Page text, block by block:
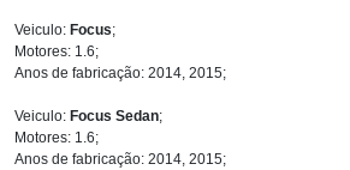
Veiculo: Focus;
Motores: 1.6;
Anos de fabricação: 2014, 2015;
Veiculo: Focus Sedan;
Motores: 1.6;
Anos de fabricação: 2014, 2015;